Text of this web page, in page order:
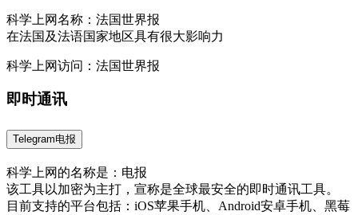
科学上网名称：法国世界报
在法国及法语国家地区具有很大影响力
科学上网访问：法国世界报
即时通讯
Telegram电报
科学上网的名称是：电报
该工具以加密为主打，宣称是全球最安全的即时通讯工具。
目前支持的平台包括：iOS苹果手机、Android安卓手机、黑莓